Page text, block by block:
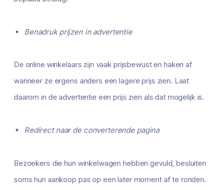
Benadruk prijzen in advertentie
De online winkelaars zijn vaak prijsbewust en haken af
wanneer ze ergens anders een lagere prijs zien. Laat
daarom in de advertentie een prijs zien als dat mogelijk is.
Redirect naar de converterende pagina
Bezoekers die hun winkelwagen hebben gevuld, besluiten
soms hun aankoop pas op een later moment af te ronden.